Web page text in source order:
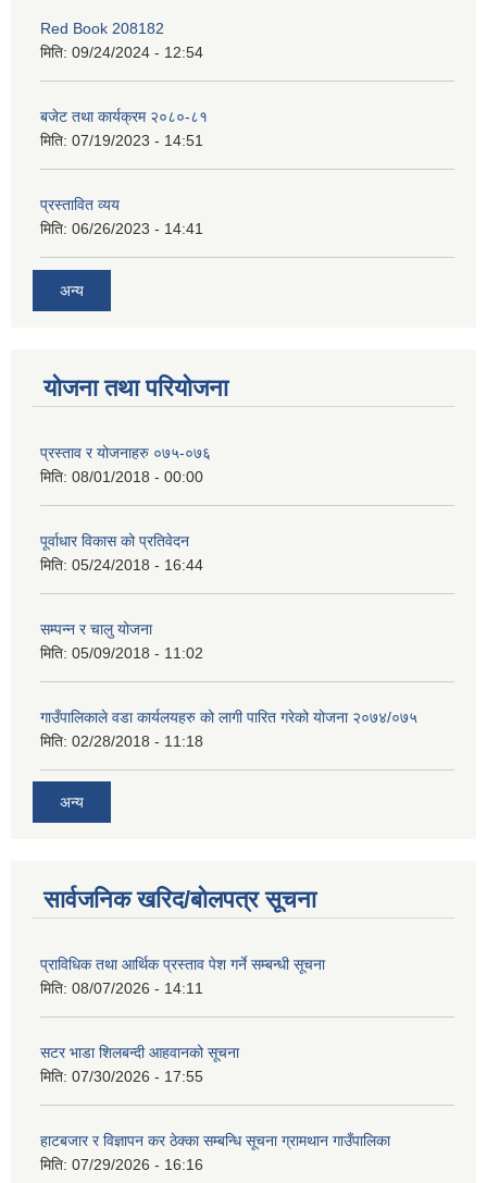
Red Book 208182
मिति: 09/24/2024 - 12:54
बजेट तथा कार्यक्रम २०८०-८१
मिति: 07/19/2023 - 14:51
प्रस्तावित व्यय
मिति: 06/26/2023 - 14:41
अन्य
योजना तथा परियोजना
प्रस्ताव र योजनाहरु ०७५-०७६
मिति: 08/01/2018 - 00:00
पूर्वाधार विकास को प्रतिवेदन
मिति: 05/24/2018 - 16:44
सम्पन्न र चालु योजना
मिति: 05/09/2018 - 11:02
गाउँपालिकाले वडा कार्यलयहरु को लागी पारित गरेको योजना २०७४/०७५
मिति: 02/28/2018 - 11:18
अन्य
सार्वजनिक खरिद/बोलपत्र सूचना
प्राविधिक तथा आर्थिक प्रस्ताव पेश गर्ने सम्बन्धी सूचना
मिति: 08/07/2026 - 14:11
सटर भाडा शिलबन्दी आहवानको सूचना
मिति: 07/30/2026 - 17:55
हाटबजार र विज्ञापन कर ठेक्का सम्बन्धि सूचना ग्रामथान गाउँपालिका
मिति: 07/29/2026 - 16:16